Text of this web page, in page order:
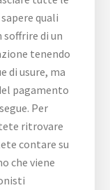
quali
di un
tenendo
di usure, ma
pagamento
Per
ritrovare
contare su
che viene